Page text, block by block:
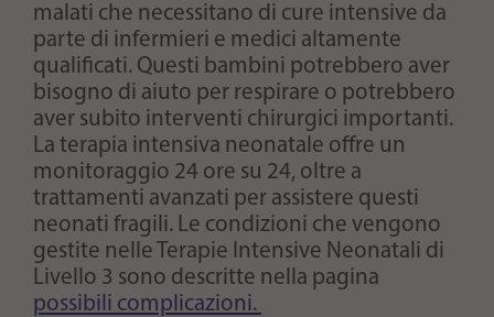
malati che necessitano di cure intensive da
parte di infermieri e medici altamente
qualificati. Questi bambini potrebbero aver
bisogno di aiuto per respirare o potrebbero
aver subito interventi chirurgici importanti.
La terapia intensiva neonatale offre un
monitoraggio 24 ore su 24, oltre a
trattamenti avanzati per assistere questi
neonati fragili. Le condizioni che vengono
gestite nelle Terapie Intensive Neonatali di
Livello 3 sono descritte nella pagina
possibili complicazioni.